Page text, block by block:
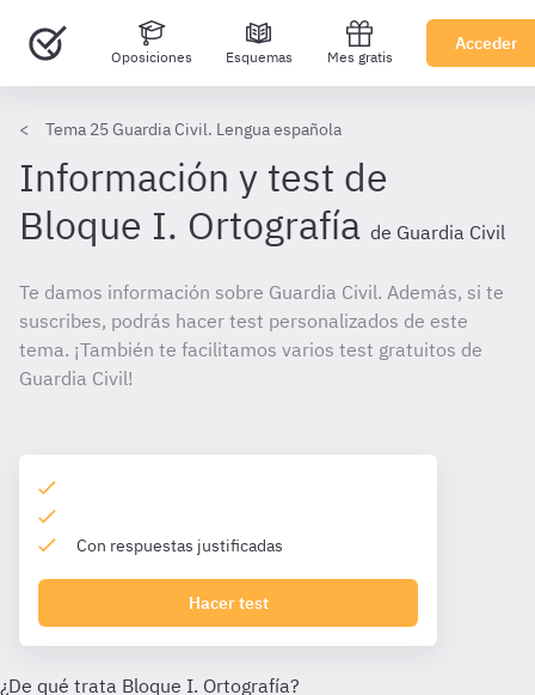
Oposiciones Esquemas Mes gratis
Acceder
Tema 25 Guardia Civil. Lengua española
Información y test de
Bloque I. Ortografía de Guardia Civil
Te damos información sobre Guardia Civil. Además, si te
suscribes, podrás hacer test personalizados de este
tema. ¡También te facilitamos varios test gratuitos de
Guardia Civil!
Con respuestas justificadas
Hacer test